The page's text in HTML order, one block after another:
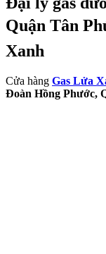
Quận Tân
Xanh
Cửa hàng Gas Lửa
Đoàn Hồng Phước,